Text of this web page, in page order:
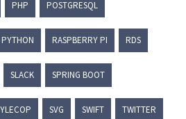
PHP POSTGRESQL
PYTHON RASPBERRY PI RDS
SLACK SPRING BOOT
SVG SWIFT TWITTER